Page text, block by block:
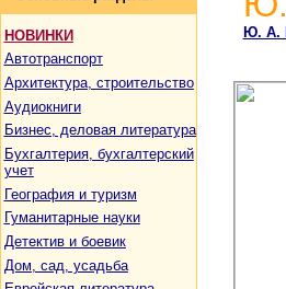
НОВИНКИ
Автотранспорт
Архитектура, строительство
Аудиокниги
Бизнес, деловая литература
Бухгалтерия, бухгалтерский
учет
География и туризм
Гуманитарные науки
Детектив и боевик
Дом, сад, усадьба
Ю. А.